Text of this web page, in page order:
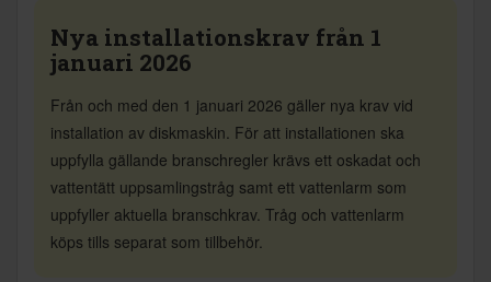
Nya installationskrav från 1
januari 2026
Från och med den 1 januari 2026 gäller nya krav vid
installation av diskmaskin. För att installationen ska
uppfylla gällande branschregler krävs ett oskadat och
vattentätt uppsamlingstråg samt ett vattenlarm som
uppfyller aktuella branschkrav. Tråg och vattenlarm
köps tills separat som tillbehör.